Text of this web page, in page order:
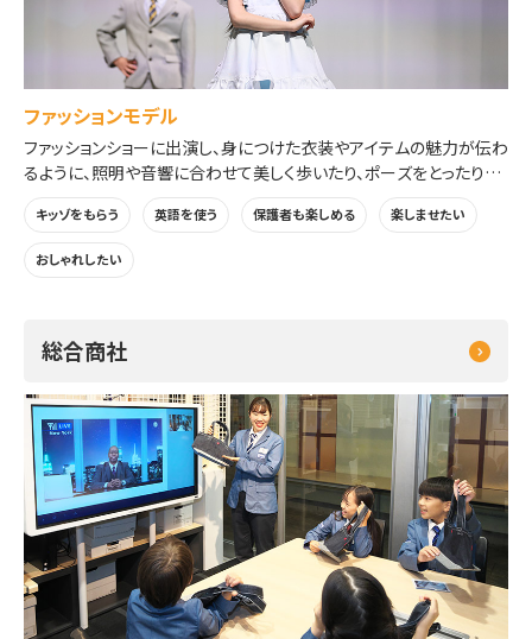
ファッションモデル
ファッションショーに出演し、身につけた衣装やアイテムの魅力が伝わ
るように、照明や音響に合わせて美しく歩いたり、ポーズをとったりし
ます。
※衣装は、ご自身の服の上から着用いただきます。
キッゾをもらう 英語を使う 保護者も楽しめる 楽しませたい
おしゃれしたい
総合商社